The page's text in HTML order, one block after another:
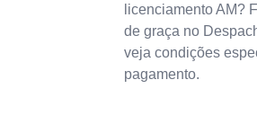
licenciamento AM?
de graça no
veja condições
pagamento.